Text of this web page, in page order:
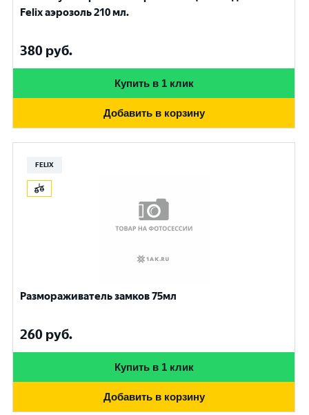
Felix аэрозоль 210 мл.
380 руб.
Купить в 1 клик
Добавить в корзину
FELIX
Размораживатель замков 75мл
260 руб.
Купить в 1 клик
Добавить в корзину